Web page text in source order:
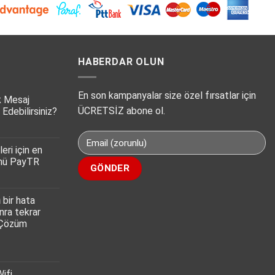
Mesaj
Edebilirsiniz?
için en
PayTR
bir hata
tekrar
HABERDAR OLUN
En son kampanyalar size özel fırsatlar için
ÜCRETSİZ abone ol.